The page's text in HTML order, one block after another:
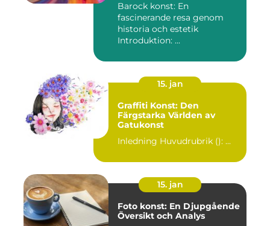
Barock konst: En
fascinerande resa genom
historia och estetik
Introduktion: ...
15. jan
Graffiti Konst: Den
Färgstarka Världen av
Gatukonst
Inledning Huvudrubrik (): ...
15. jan
Foto konst: En Djupgående
Översikt och Analys